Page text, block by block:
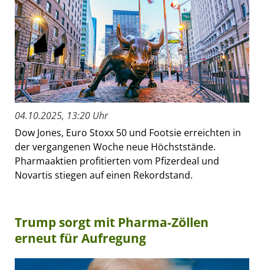
04.10.2025, 13:20 Uhr
Dow Jones, Euro Stoxx 50 und Footsie erreichten in
der vergangenen Woche neue Höchststände.
Pharmaaktien profitierten vom Pfizerdeal und
Novartis stiegen auf einen Rekordstand.
Trump sorgt mit Pharma-Zöllen
erneut für Aufregung